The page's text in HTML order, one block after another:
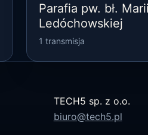
Parafia pw. bł.
Ledóchowskiej
1 transmisja
TECH5 sp. z o.o.
biuro@tech5.pl